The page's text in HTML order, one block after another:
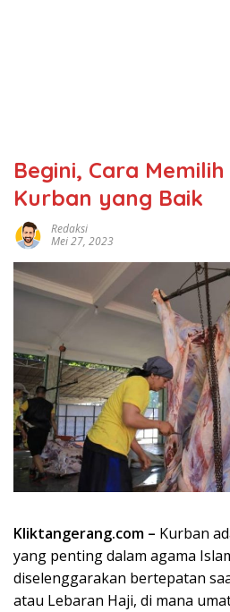
Begini, Cara
Kurban yang Baik
Redaksi
Mei 27, 2023
Kliktangerang.com – Kurban
yang penting dalam agama
diselenggarakan bertepatan
atau Lebaran Haji, di mana